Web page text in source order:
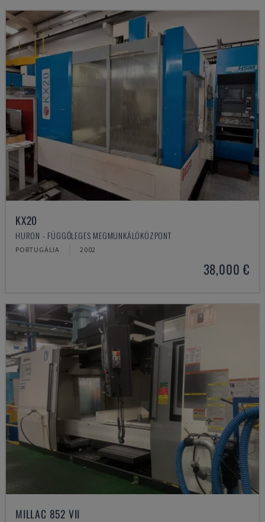
KX20
HURON - FÜGGŐLEGES MEGMUNKÁLÓKÖZPONT
PORTUGÁLIA 2002
38,000 €
MILLAC 852 VII